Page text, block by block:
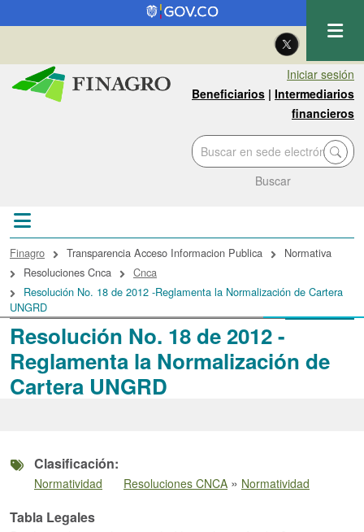
Pasar al contenido principal
| Eng
Iniciar sesión
Beneficiarios | Intermediarios
financieros
Buscar
Resolución No. 18 de 2012 -
Reglamenta la Normalización de
Cartera UNGRD
enlaces de ayuda a la
Finagro Transparencia Acceso Informacion Publica
Normativa
Resoluciones Cnca
Cnca
Resolución No. 18 de 2012 -Reglamenta la Normalización de Cartera
UNGRD
Clasificación
Normatividad Resoluciones CNCA » Normatividad
Tabla Legales